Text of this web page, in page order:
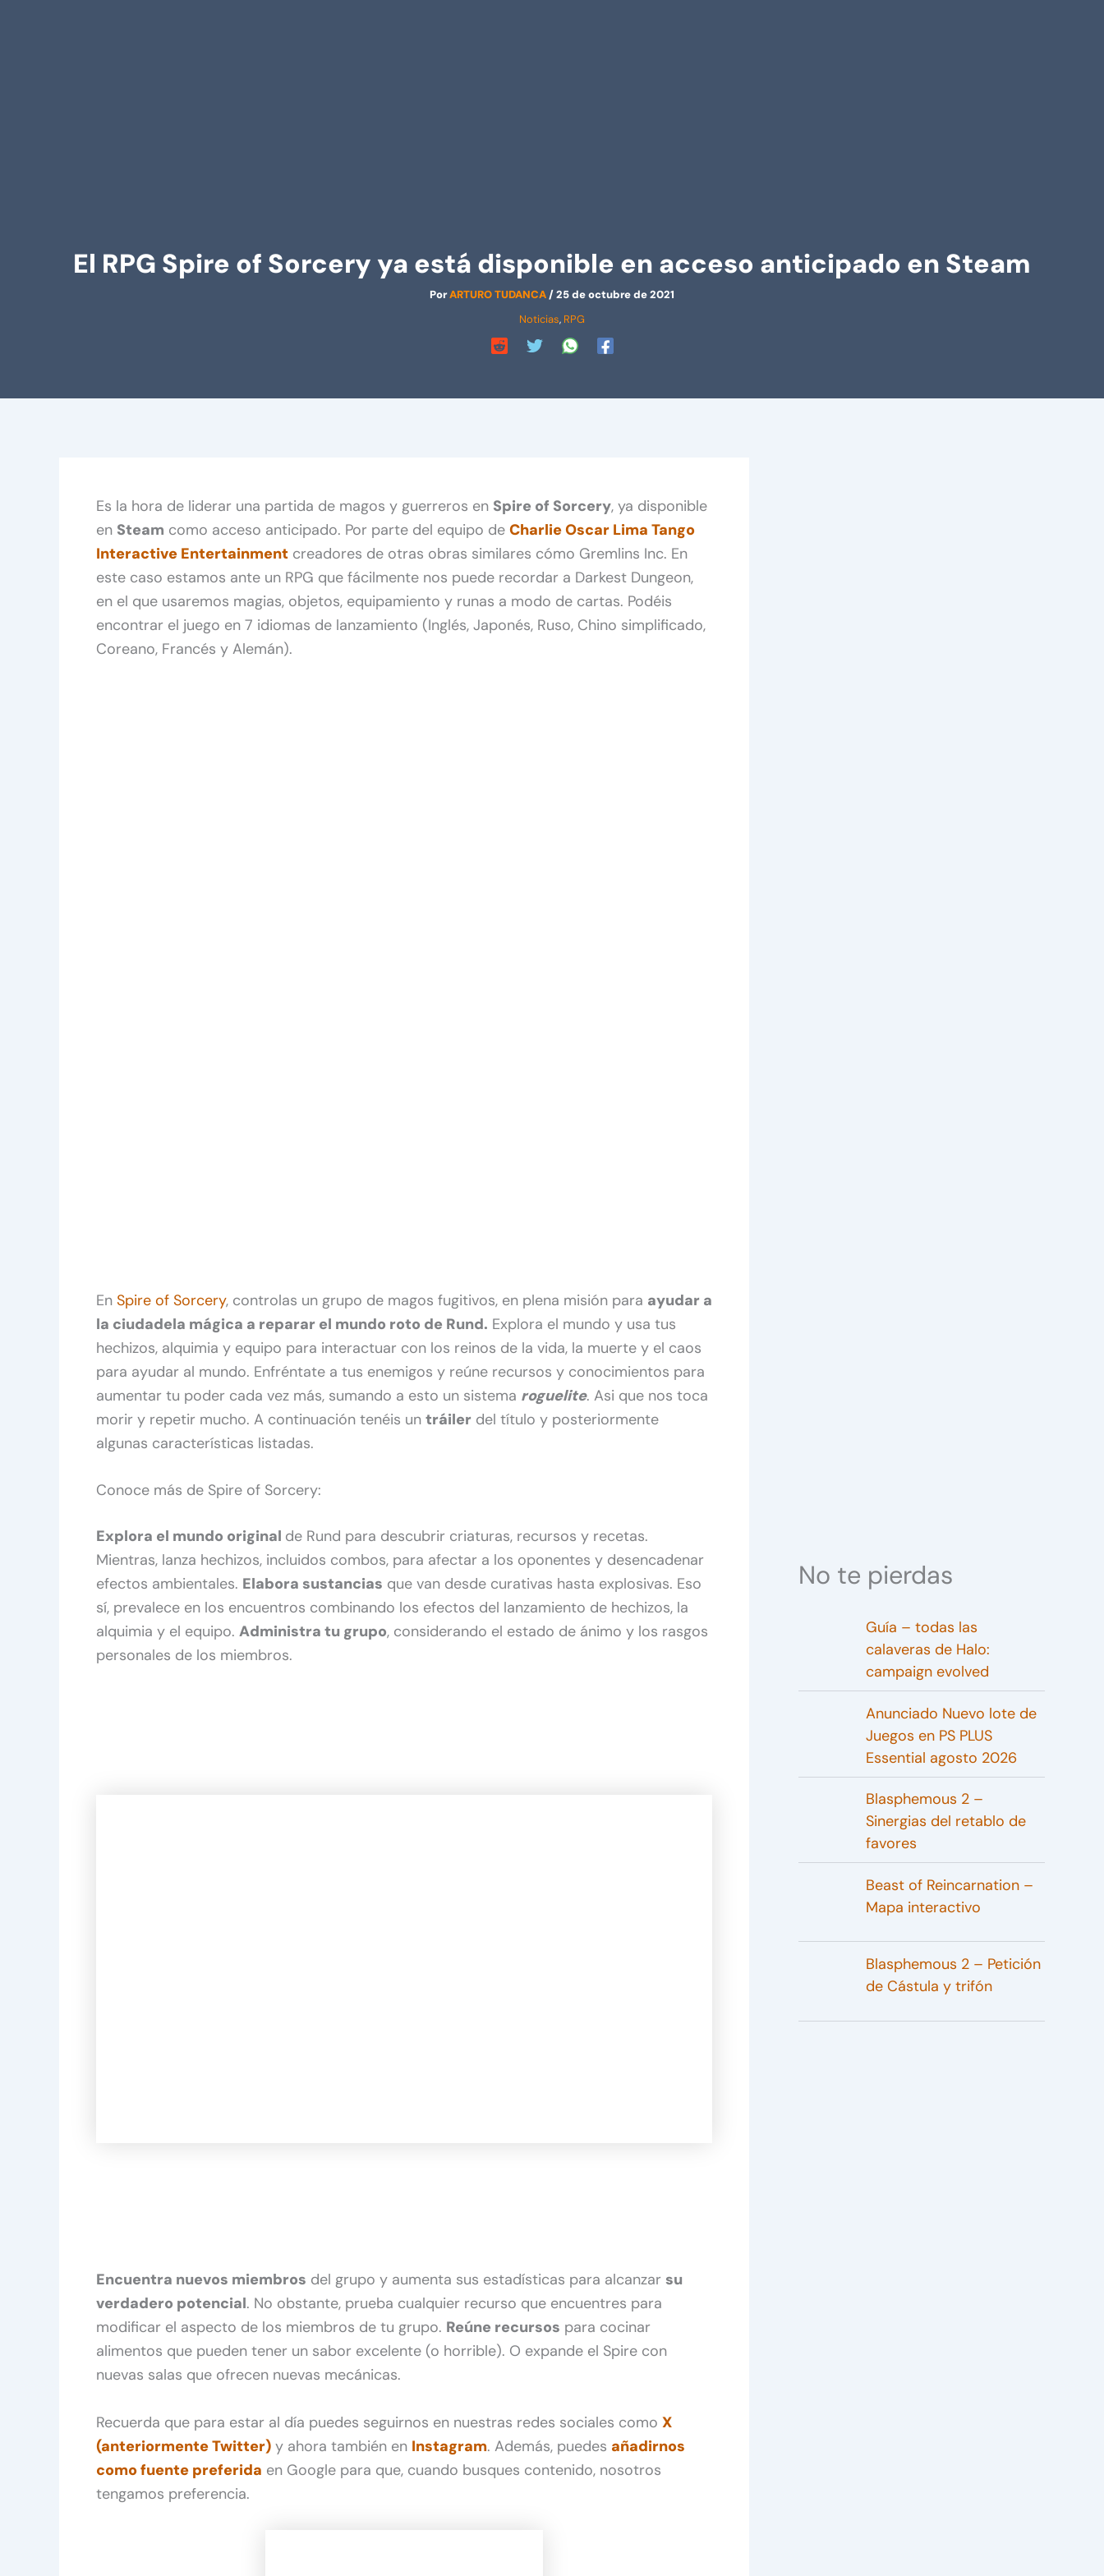
El RPG Spire of Sorcery ya está disponible en acceso anticipado en Steam
PorARTURO TUDANCA/25 de octubre de 2021
Noticias, RPG
Es la hora de liderar una partida de magos y guerreros en Spire of Sorcery, ya disponible
en Steam como acceso anticipado. Por parte del equipo de Charlie Oscar Lima Tango
Interactive Entertainment creadores de otras obras similares cómo Gremlins Inc. En
este caso estamos ante un RPG que fácilmente nos puede recordar a Darkest Dungeon,
en el que usaremos magias, objetos, equipamiento y runas a modo de cartas. Podéis
encontrar el juego en 7 idiomas de lanzamiento (Inglés, Japonés, Ruso, Chino simplificado,
Coreano, Francés y Alemán).
En Spire of Sorcery, controlas un grupo de magos fugitivos, en plena misión para ayudar a
la ciudadela mágica a reparar el mundo roto de Rund. Explora el mundo y usa tus
hechizos, alquimia y equipo para interactuar con los reinos de la vida, la muerte y el caos
para ayudar al mundo. Enfréntate a tus enemigos y reúne recursos y conocimientos para
aumentar tu poder cada vez más, sumando a esto un sistema roguelite. Asi que nos toca
morir y repetir mucho. A continuación tenéis un tráiler del título y posteriormente
algunas características listadas.
Conoce más de Spire of Sorcery:
Explora el mundo original de Rund para descubrir criaturas, recursos y recetas.
Mientras, lanza hechizos, incluidos combos, para afectar a los oponentes y desencadenar
efectos ambientales. Elabora sustancias que van desde curativas hasta explosivas. Eso
sí, prevalece en los encuentros combinando los efectos del lanzamiento de hechizos, la
alquimia y el equipo. Administra tu grupo, considerando el estado de ánimo y los rasgos
personales de los miembros.
Encuentra nuevos miembros del grupo y aumenta sus estadísticas para alcanzar su
verdadero potencial. No obstante, prueba cualquier recurso que encuentres para
modificar el aspecto de los miembros de tu grupo. Reúne recursos para cocinar
alimentos que pueden tener un sabor excelente (o horrible). O expande el Spire con
nuevas salas que ofrecen nuevas mecánicas.
Recuerda que para estar al día puedes seguirnos en nuestras redes sociales como X
(anteriormente Twitter) y ahora también en Instagram. Además, puedes añadirnos
como fuente preferida en Google para que, cuando busques contenido, nosotros
tengamos preferencia.
No te pierdas
Guía – todas las
calaveras de Halo:
campaign evolved
Anunciado Nuevo lote de
Juegos en PS PLUS
Essential agosto 2026
Blasphemous 2 –
Sinergias del retablo de
favores
Beast of Reincarnation –
Mapa interactivo
Blasphemous 2 – Petición
de Cástula y trifón